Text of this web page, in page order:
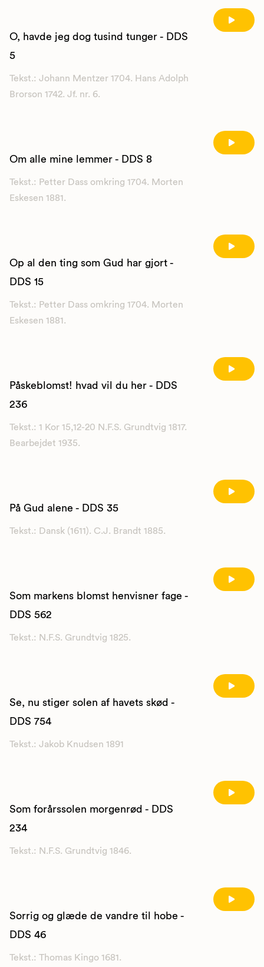
O, havde jeg dog tusind tunger - DDS
5
Tekst.: Johann Mentzer 1704. Hans Adolph
Brorson 1742. Jf. nr. 6.
Om alle mine lemmer - DDS 8
Tekst.: Petter Dass omkring 1704. Morten
Eskesen 1881.
Op al den ting som Gud har gjort -
DDS 15
Tekst.: Petter Dass omkring 1704. Morten
Eskesen 1881.
Påskeblomst! hvad vil du her - DDS
236
Tekst.: 1 Kor 15,12-20 N.F.S. Grundtvig 1817.
Bearbejdet 1935.
På Gud alene - DDS 35
Tekst.: Dansk (1611). C.J. Brandt 1885.
Som markens blomst henvisner fage -
DDS 562
Tekst.: N.F.S. Grundtvig 1825.
Se, nu stiger solen af havets skød -
DDS 754
Tekst.: Jakob Knudsen 1891
Som forårssolen morgenrød - DDS
234
Tekst.: N.F.S. Grundtvig 1846.
Sorrig og glæde de vandre til hobe -
DDS 46
Tekst.: Thomas Kingo 1681.